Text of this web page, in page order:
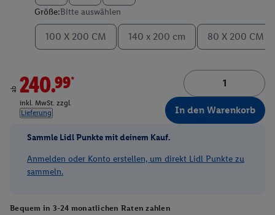
Größe:Bitte auswählen
100 X 200 CM 140 x 200 cm 80 X 200 CM
ab 240.99*
inkl. MwSt. zzgl.
Lieferung
In den Warenkorb
Sammle Lidl Punkte mit deinem Kauf.
Anmelden oder Konto erstellen, um direkt Lidl Punkte zu
sammeln.
Bequem in 3-24 monatlichen Raten zahlen